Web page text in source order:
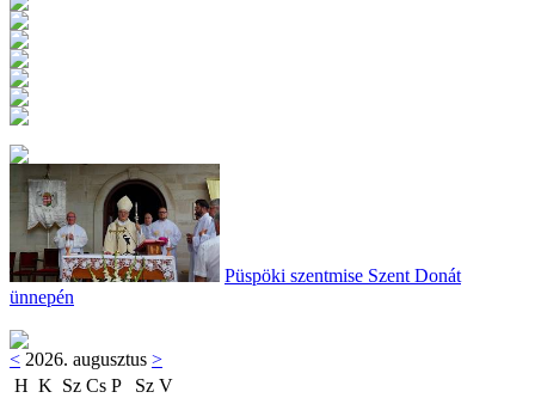
Püspöki szentmise Szent Donát
ünnepén
< 2026. augusztus >
H K Sz Cs P Sz V